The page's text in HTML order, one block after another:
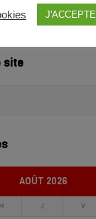
5 6 7
site
AOÛT 2026
M J V
J'ACCEPTE